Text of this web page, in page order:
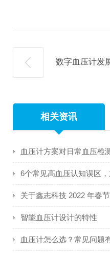
数字血压计发
相关资讯
血压计方案对日常血压检
6个常见高血压认知误区
关于鑫志科技 2022 年春
智能血压计设计的特性
血压计怎么选？常见问题